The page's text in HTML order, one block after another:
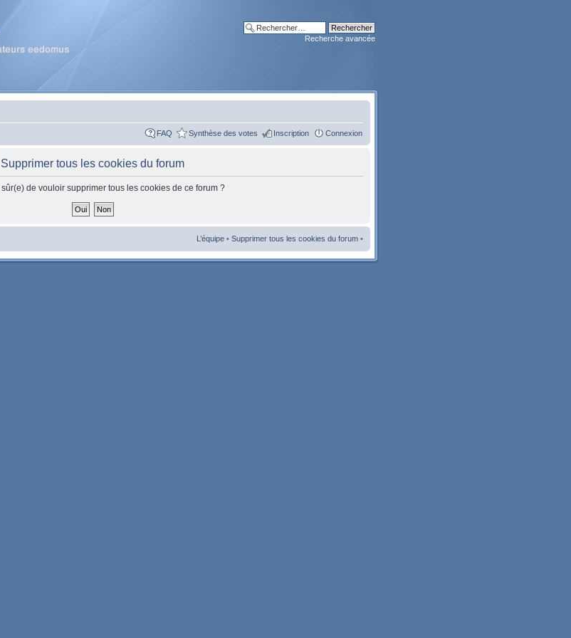
Recherche avancée
FAQ Synthèse des votes Inscription Connexion
Supprimer tous les cookies du forum
sûr(e) de vouloir supprimer tous les cookies de ce forum ?
L’équipe • Supprimer tous les cookies du forum •